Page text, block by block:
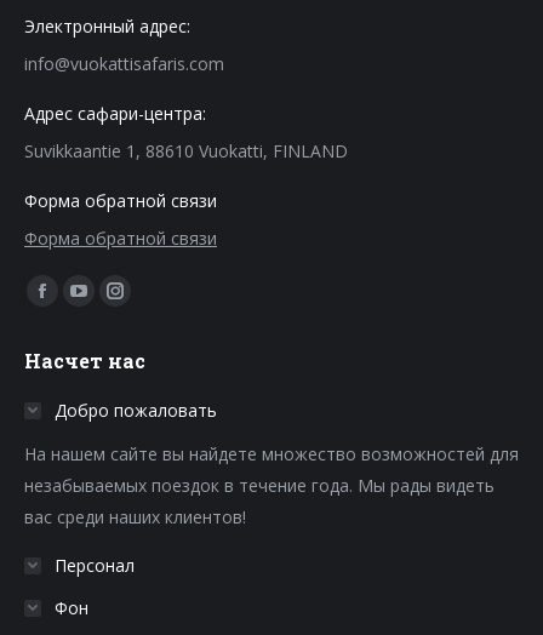
Электронный адрес:
info@vuokattisafaris.com
Адрес сафари-центра:
Suvikkaantie 1, 88610 Vuokatti, FINLAND
Форма обратной связи
Форма обратной связи
Find us on:
Facebook
opens
window
YouTube
opens
in
window
Instagram
opens
window
Насчет нас
Добро пожаловать
На нашем сайте вы найдете множество возможностей для
незабываемых поездок в течение года. Мы рады видеть
вас среди наших клиентов!
Персонал
Фон